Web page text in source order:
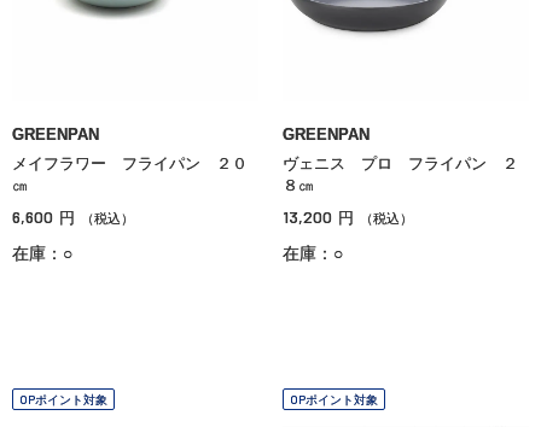
GREENPAN
メイフラワー フライパン ２０
㎝
6,600 円 （税込）
在庫：○
GREENPAN
ヴェニス プロ フライパン ２
８㎝
13,200 円 （税込）
在庫：○
OPポイント対象 OPポイント対象